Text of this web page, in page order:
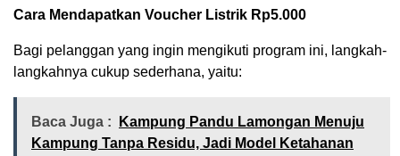
Cara Mendapatkan Voucher Listrik Rp5.000
Bagi pelanggan yang ingin mengikuti program ini, langkah-
langkahnya cukup sederhana, yaitu:
Baca Juga :
Kampung Pandu Lamongan Menuju
Kampung Tanpa Residu, Jadi Model Ketahanan